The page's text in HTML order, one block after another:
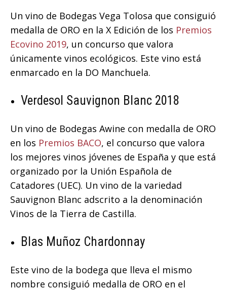
Un vino de Bodegas Vega Tolosa que consiguió
medalla de ORO en la X Edición de los Premios
Ecovino 2019, un concurso que valora
únicamente vinos ecológicos. Este vino está
enmarcado en la DO Manchuela.
Verdesol Sauvignon Blanc 2018
Un vino de Bodegas Awine con medalla de ORO
en los Premios BACO, el concurso que valora
los mejores vinos jóvenes de España y que está
organizado por la Unión Española de
Catadores (UEC). Un vino de la variedad
Sauvignon Blanc adscrito a la denominación
Vinos de la Tierra de Castilla.
Blas Muñoz Chardonnay
Este vino de la bodega que lleva el mismo
nombre consiguió medalla de ORO en el